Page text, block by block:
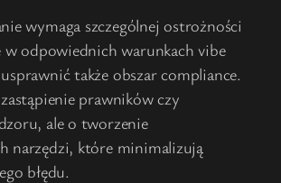
wymaga szczególnej ostrożności
w odpowiednich warunkach vibe
także obszar compliance.
prawników czy
ale o tworzenie
narzędzi, które minimalizują
błędu.